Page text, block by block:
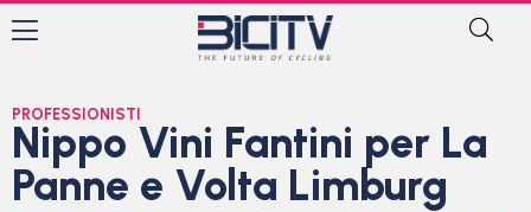
PROFESSIONISTI
Nippo Vini Fantini per La
Panne e Volta Limburg